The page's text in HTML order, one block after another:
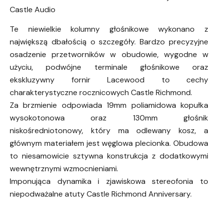
Castle Audio
Te niewielkie kolumny głośnikowe wykonano z
największą dbałością o szczegóły. Bardzo precyzyjne
osadzenie przetworników w obudowie, wygodne w
użyciu, podwójne terminale głośnikowe oraz
ekskluzywny fornir Lacewood to cechy
charakterystyczne rocznicowych Castle Richmond.
Za brzmienie odpowiada 19mm poliamidowa kopułka
wysokotonowa oraz 130mm głośnik
niskośredniotonowy, który ma odlewany kosz, a
głównym materiałem jest węglowa plecionka. Obudowa
to niesamowicie sztywna konstrukcja z dodatkowymi
wewnętrznymi wzmocnieniami.
Imponująca dynamika i zjawiskowa stereofonia to
niepodważalne atuty Castle Richmond Anniversary.